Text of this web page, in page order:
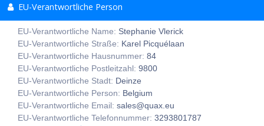
EU-Verantwortliche Person
EU-Verantwortliche Name: Stephanie Vlerick
EU-Verantwortliche Straße: Karel Picquélaan
EU-Verantwortliche Hausnummer: 84
EU-Verantwortliche Postleitzahl: 9800
EU-Verantwortliche Stadt: Deinze
EU-Verantwortliche Person: Belgium
EU-Verantwortliche Email: sales@quax.eu
EU-Verantwortliche Telefonnummer: 3293801787